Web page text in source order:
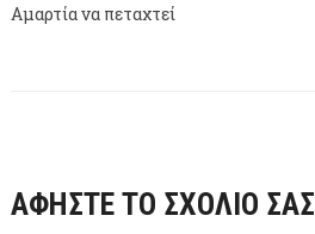
Αμαρτία να πεταχτεί
ΑΦΉΣΤΕ ΤΟ ΣΧΌΛΙΌ ΣΑΣ